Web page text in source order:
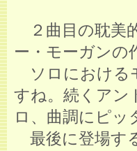
２曲目の耽美
ー・モーガンの
ソロにおける
すね。続くアン
ロ、曲調にピッ
最後に登場す